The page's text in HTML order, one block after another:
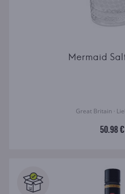
Mermaid
Great Britain ·
50.98 €